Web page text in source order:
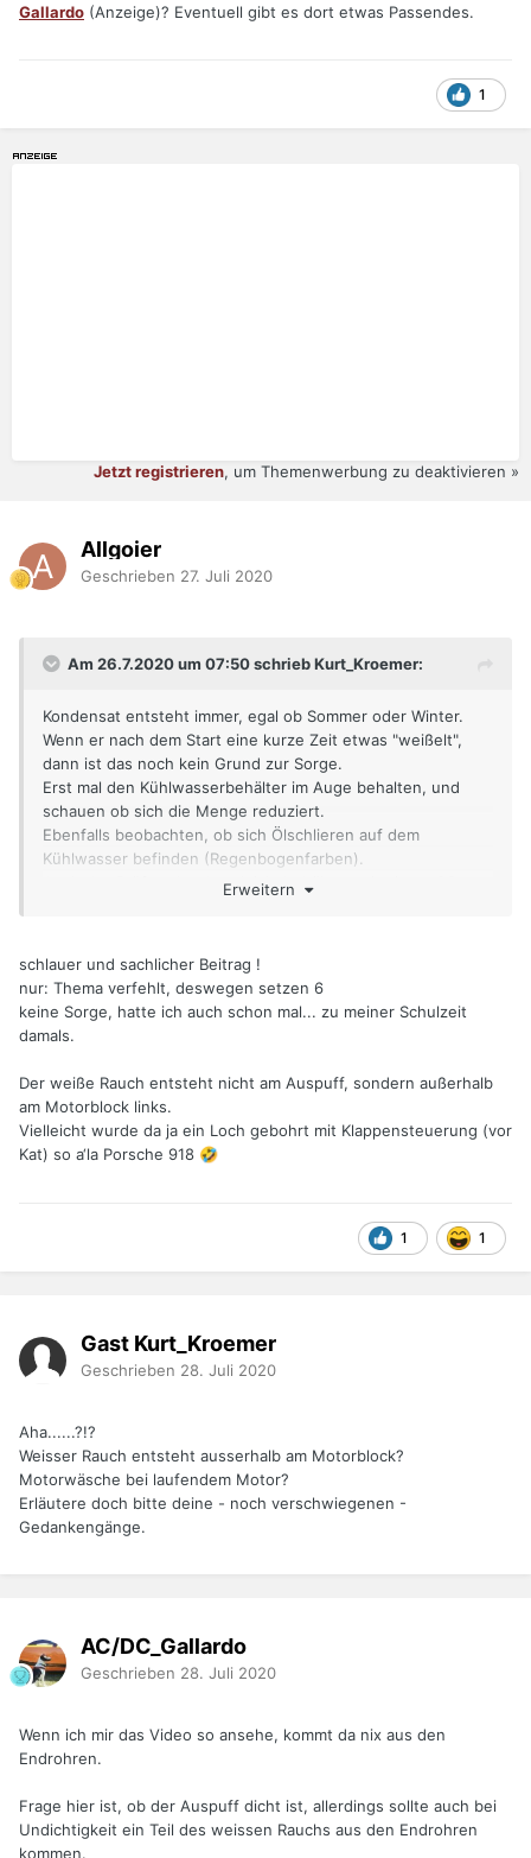
Gallardo (Anzeige)? Eventuell gibt es dort etwas Passendes.
1
Jetzt registrieren, um Themenwerbung zu deaktivieren »
Allgoier
Geschrieben 27. Juli 2020
Am 26.7.2020 um 07:50 schrieb Kurt_Kroemer:
Kondensat entsteht immer, egal ob Sommer oder Winter.
Wenn er nach dem Start eine kurze Zeit etwas "weißelt",
dann ist das noch kein Grund zur Sorge.
Erst mal den Kühlwasserbehälter im Auge behalten, und
schauen ob sich die Menge reduziert.
Ebenfalls beobachten, ob sich Ölschlieren auf dem
Kühlwasser befinden (Regenbogenfarben).
Auch das Prüfen des Ausgleichsbehälters mit einem CO-
oder hellbraune pastöse Ablagerung sind ein sicheres
Zeichen für Wasser im Öl.
Wenn der Motor nur Kurzstrecke läuft, dann hilft
normalerweise auch eine lange Fahrt, um alles
Was auch zur Erkennung von Öl-Wasser-Verbindungen hilft:
Moderat unter Last fahren (so eine halbe Minute), und dann
ohne Last (Fuss vom Gas) weiter rollen lassen, und dabei
den Rückspiegel im Auge behalten.
Sollte sich dann weissliche Auspuffgase zeigen, dann liegt
Motors abnehmen, darum möglichst zügig nach Kaltstart
Erweitern
schlauer und sachlicher Beitrag !
nur: Thema verfehlt, deswegen setzen 6
keine Sorge, hatte ich auch schon mal... zu meiner Schulzeit
damals.
Der weiße Rauch entsteht nicht am Auspuff, sondern außerhalb
am Motorblock links.
Vielleicht wurde da ja ein Loch gebohrt mit Klappensteuerung (vor
Kat) so a‘la Porsche 918 🤣
1 1
Gast Kurt_Kroemer
Geschrieben 28. Juli 2020
Aha......?!?
Weisser Rauch entsteht ausserhalb am Motorblock?
Motorwäsche bei laufendem Motor?
Erläutere doch bitte deine - noch verschwiegenen -
Gedankengänge.
AC/DC_Gallardo
Geschrieben 28. Juli 2020
Wenn ich mir das Video so ansehe, kommt da nix aus den
Endrohren.
Frage hier ist, ob der Auspuff dicht ist, allerdings sollte auch bei
Undichtigkeit ein Teil des weissen Rauchs aus den Endrohren
kommen.